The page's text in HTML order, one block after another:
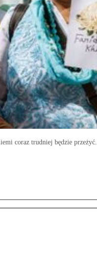
coraz trudniej będzie przeżyć.